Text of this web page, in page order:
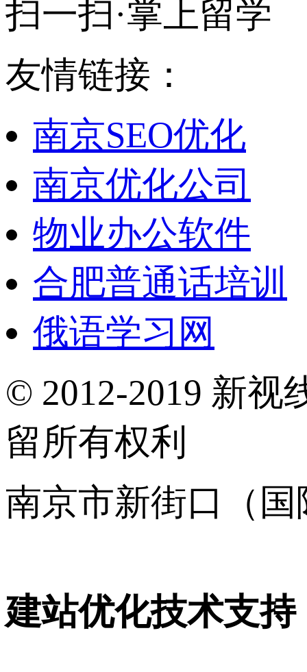
扫一扫·掌上留学
友情链接：
南京SEO优化
南京优化公司
物业办公软件
合肥普通话培训
俄语学习网
© 2012-2019 新视
留所有权利
南京市新街口（
建站优化技术支持